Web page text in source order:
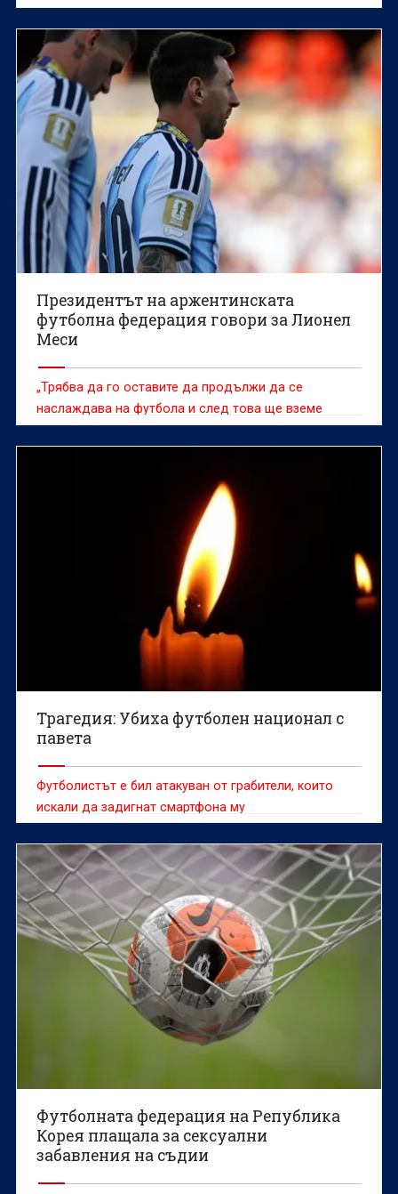
Президентът на аржентинската
футболна федерация говори за Лионел
Меси
„Трябва да го оставите да продължи да се
наслаждава на футбола и след това ще вземе
решението, което смята за правилно“
Трагедия: Убиха футболен национал с
павета
Футболистът е бил атакуван от грабители, които
искали да задигнат смартфона му
Футболната федерация на Република
Корея плащала за сексуални
забавления на съдии